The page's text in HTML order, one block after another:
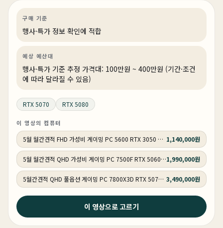
구매 기준
행사·특가 정보 확인에 적합
예상 예산대
행사·특가 기준 추정 가격대: 100만원 ~ 400만원 (기간·조건
에 따라 달라질 수 있음)
RTX 5070 RTX 5080
이 영상의 컴퓨터
5월 월간견적 FHD 가성비 게이밍 PC 5600 RTX 3050 GY505 1,140,000원
5월 월간견적 QHD 가성비 게이밍 PC 7500F RTX 5060 Ti GY5061,990,000원
5월간견적 QHD 풀옵션 게이밍 PC 7800X3D RTX 5070 GY507 3,490,000원
이 영상으로 고르기
2026년 4월 20일
285K 팀킬하는 미친 성능 ! 프리미어 & 애펙 전문가용
270k 컴퓨터 추천 !